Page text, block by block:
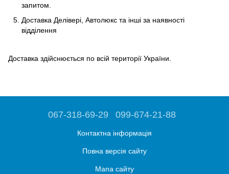
запитом.
Доставка Делівері, Автолюкс та інші за наявності
відділення
Доставка здійснюється по всій території України.
067-318-69-29 099-674-21-88
Контактна інформація
Повна версія сайту
Мапа сайту